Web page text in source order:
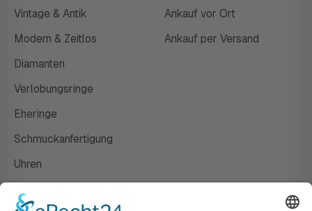
Vintage & Antik
Modern & Zeitlos
Diamanten
Verlobungsringe
Eheringe
Schmuckanfertigung
Uhren
Ankauf vor Ort
Ankauf per Versand